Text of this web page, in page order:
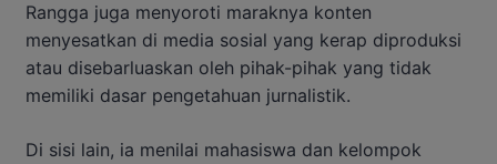
Rangga juga menyoroti maraknya konten
menyesatkan di media sosial yang kerap diproduksi
atau disebarluaskan oleh pihak-pihak yang tidak
memiliki dasar pengetahuan jurnalistik.
Di sisi lain, ia menilai mahasiswa dan kelompok